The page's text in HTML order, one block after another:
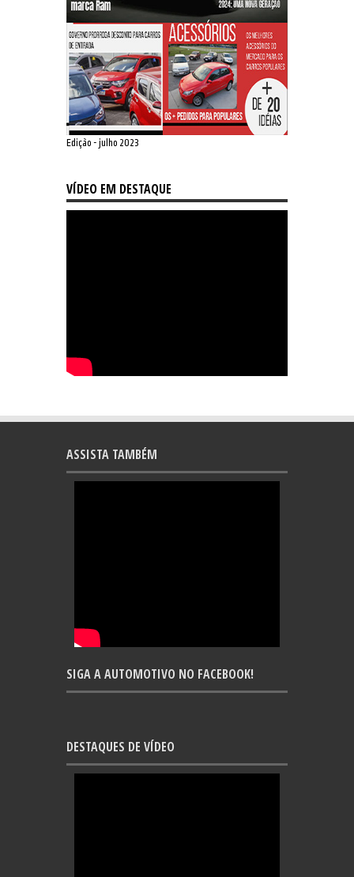
Edição - julho 2023
VÍDEO EM DESTAQUE
ASSISTA TAMBÉM
SIGA A AUTOMOTIVO NO FACEBOOK!
DESTAQUES DE VÍDEO